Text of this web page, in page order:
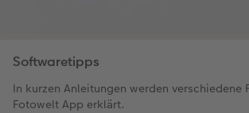
Softwaretipps
In kurzen Anleitungen werden verschiedene
Fotowelt App erklärt.